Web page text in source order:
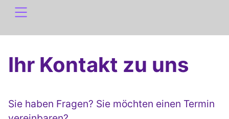
Ihr Kontakt zu uns
Sie haben Fragen? Sie möchten einen Termin